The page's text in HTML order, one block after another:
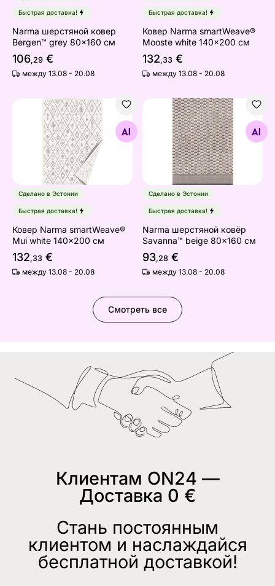
Быстрая доставка!
Narma шерстяной ковeр
Bergen™ grey 80x160 см
106,29 €
между 13.08 - 20.08
Быстрая доставка!
Ковер Narma smartWeave®
Mooste white 140x200 см
132,33 €
между 13.08 - 20.08
Ковер Narma smartWeave® Mui white 140x200 см
Найдите похожие
Сделано в Эстонии
Быстрая доставка!
Ковер Narma smartWeave®
Mui white 140x200 см
132,33 €
между 13.08 - 20.08
Narma шерстяной ковёр
Найдите похожие
Сделано в Эстонии
Быстрая доставка!
Narma шерстяной ковёр
Savanna™ beige 80x160 см
93,28 €
между 13.08 - 20.08
Смотреть все
Клиентам ON24 —
Доставка 0 €
Стань постоянным
клиентом и наслаждайся
бесплатной доставкой!